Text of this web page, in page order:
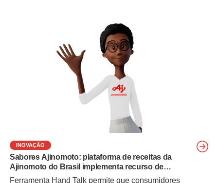
INOVAÇÃO
Sabores Ajinomoto: plataforma de receitas da
Ajinomoto do Brasil implementa recurso de
tradução em libras
Ferramenta Hand Talk permite que consumidores